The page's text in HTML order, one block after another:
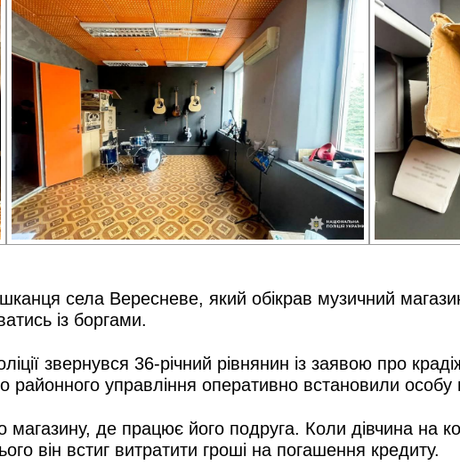
села Вересневе, який обікрав музичний
із боргами.
звернувся 36-річний рівнянин із заявою про
районного управління оперативно встановили особу
де працює його подруга. Коли дівчина на
він встиг витратити гроші на погашення кредиту.